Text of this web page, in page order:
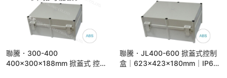
聯騰．300-400
400x300x188mm 掀蓋式 控制
聯騰．JL400-600 掀蓋式控制
盒｜623×423×180mm｜IP68